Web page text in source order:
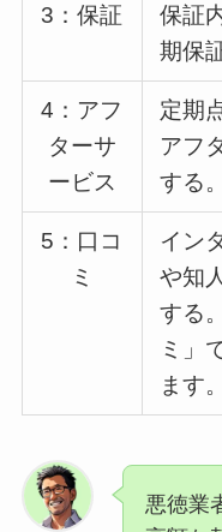
3：保証
保証
期保
4：アフ
ターサ
ービス
定期
アフ
する。
5：口コ
ミ
イン
や知
する
ミ」
ます。
悪徳業